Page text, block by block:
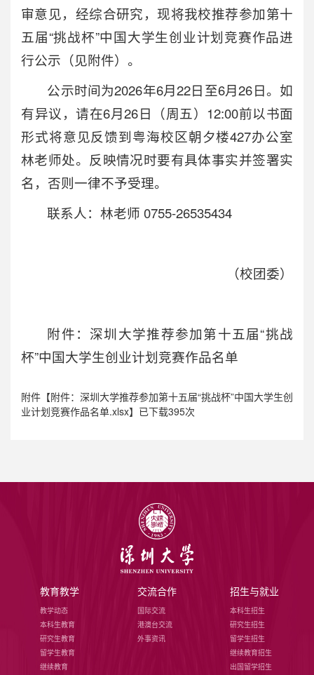
审意见，经综合研究，现将我校推荐参加第十
五届“挑战杯”中国大学生创业计划竞赛作品进
行公示（见附件）。
公示时间为2026年6月22日至6月26日。如
有异议，请在6月26日（周五）12:00前以书面
形式将意见反馈到粤海校区朝夕楼427办公室
林老师处。反映情况时要有具体事实并签署实
名，否则一律不予受理。
联系人：林老师 0755-26535434
（校团委）
附件：深圳大学推荐参加第十五届“挑战
杯”中国大学生创业计划竞赛作品名单
附件【附件：深圳大学推荐参加第十五届“挑战杯”中国大学生创
业计划竞赛作品名单.xlsx】已下载395次
教育教学
教学动态
本科生教育
研究生教育
留学生教育
继续教育
交流合作
国际交流
港澳台交流
外事资讯
招生与就业
本科生招生
研究生招生
留学生招生
继续教育招生
出国留学招生